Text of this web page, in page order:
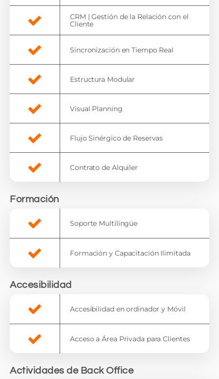
CRM | Gestión de la Relación con el
Cliente
Sincronización en Tiempo Real
Estructura Modular
Visual Planning
Flujo Sinérgico de Reservas
Contrato de Alquiler
Formación
Soporte Multilingüe
Formación y Capacitación Ilimitada
Accesibilidad
Accesibilidad en ordinador y Móvil
Acceso a Área Privada para Clientes
Actividades de Back Office